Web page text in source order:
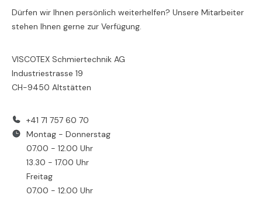
Dürfen wir Ihnen persönlich weiterhelfen? Unsere Mitarbeiter
stehen Ihnen gerne zur Verfügung.
VISCOTEX Schmiertechnik AG
Industriestrasse 19
CH-9450 Altstätten
+41 71 757 60 70
Montag - Donnerstag
07.00 - 12.00 Uhr
13.30 - 17.00 Uhr
Freitag
07.00 - 12.00 Uhr